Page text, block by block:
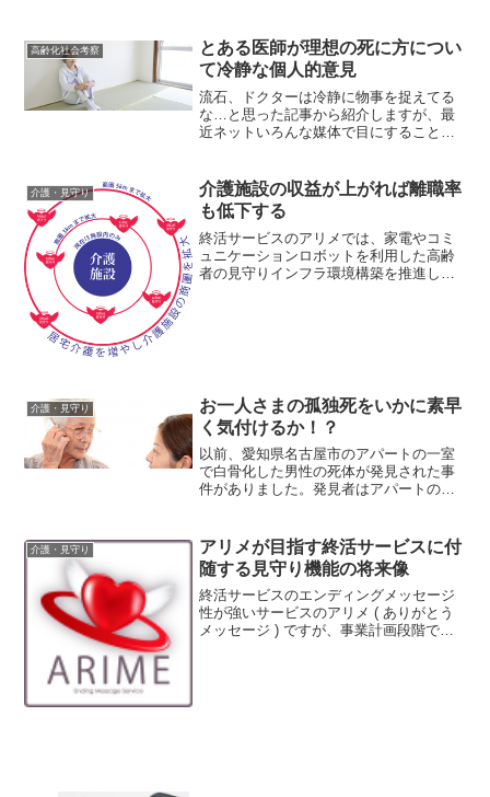
ろでは100兆円超えみたいな数字もチラホ
ラみてとれま...
高齢化社会考察
とある医師が理想の死に方につい
て冷静な個人的意見
流石、ドクターは冷静に物事を捉えてる
な…と思った記事から紹介しますが、最
近ネットいろんな媒体で目にすることが
ティブで不幸な死に方的なイメージが先
行してしまいますが…このド...
介護・見守り
介護施設の収益が上がれば離職率
も低下する
終活サービスのアリメでは、家電やコミ
ュニケーションロボットを利用した高齢
者の見守りインフラ環境構築を推進して
介護・見守り
お一人さまの孤独死をいかに素早
く気付けるか！？
以前、愛知県名古屋市のアパートの一室
で白骨化した男性の死体が発見された事
件がありました。発見者はアパートの清
と連絡が取れなくなったため退去したと
思い清掃会社へ連絡したそ...
介護・見守り
アリメが目指す終活サービスに付
随する見守り機能の将来像
終活サービスのエンディングメッセージ
性が強いサービスのアリメ ( ありがとう
メッセージ ) ですが、事業計画段階で私